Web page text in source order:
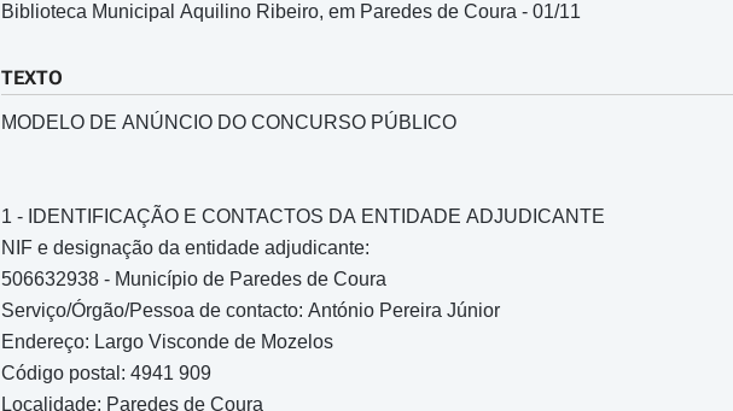
Biblioteca Municipal Aquilino Ribeiro, em Paredes de Coura - 01/11
TEXTO
MODELO DE ANÚNCIO DO CONCURSO PÚBLICO
1 - IDENTIFICAÇÃO E CONTACTOS DA ENTIDADE ADJUDICANTE
NIF e designação da entidade adjudicante:
506632938 - Município de Paredes de Coura
Serviço/Órgão/Pessoa de contacto: António Pereira Júnior
Endereço: Largo Visconde de Mozelos
Código postal: 4941 909
Localidade: Paredes de Coura